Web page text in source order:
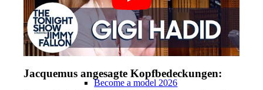
Become A Model
Become A Model 2026
Become a model 2026
Jacquemus angesagte Kopfbedeckungen: